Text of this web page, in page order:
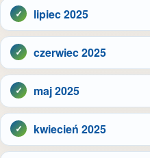
lipiec 2025
czerwiec 2025
maj 2025
kwiecień 2025